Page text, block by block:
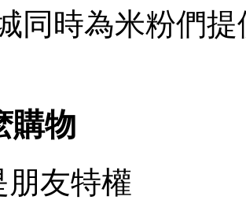
同時為米粉們
購物
朋友特權